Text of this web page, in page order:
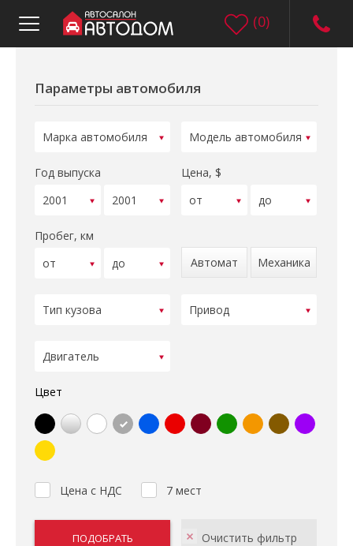
(0)
Параметры автомобиля
Год выпуска Цена, $
Пробег, км
Автомат
Механика
Цвет
Цена с НДС 7 мест